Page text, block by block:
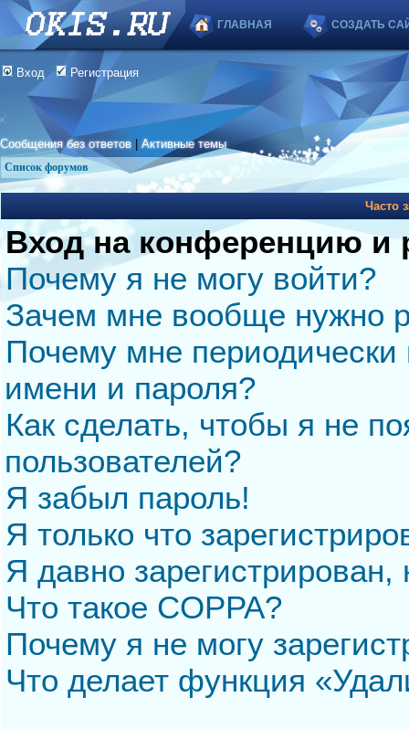
ГЛАВНАЯ СОЗДАТЬ
Вход Регистрация
Сообщения без ответов |Активные темы
Список форумов
Часто
Вход на конференцию и
Почему я не могу войти?
Зачем мне вообще нужно
Почему мне периодически
имени и пароля?
Как сделать, чтобы я не
пользователей?
Я забыл пароль!
Я только что
Я давно
Что такое COPPA?
Почему я не могу
Что делает функция